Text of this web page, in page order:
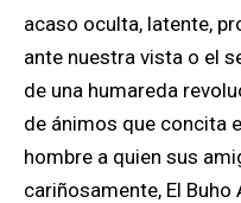
acaso oculta, latente,
ante nuestra vista o el
de una humareda
de ánimos que concita
hombre a quien sus
cariñosamente, El Buho